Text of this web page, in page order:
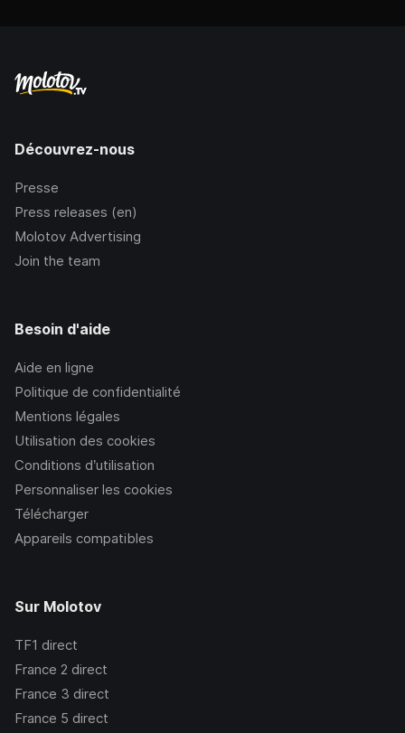
Découvrez-nous
Presse
Press releases (en)
Molotov Advertising
Join the team
Besoin d'aide
Aide en ligne
Politique de confidentialité
Mentions légales
Utilisation des cookies
Conditions d’utilisation
Personnaliser les cookies
Télécharger
Appareils compatibles
Sur Molotov
TF1 direct
France 2 direct
France 3 direct
France 5 direct